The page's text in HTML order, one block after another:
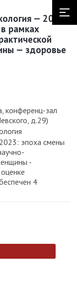
— 2023:
рамках
— здоровье
конференц-зал
д.29)
эпоха смены
-
4